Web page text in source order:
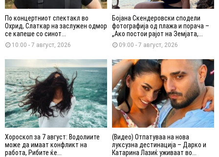
По концертниот спектакл во
Охрид, Слаткар на заслужен одмор
се капеше со синот...
10:00 - 7 август, 2026
Бојана Скендеровски сподели
фотографија од плажа и порача –
„Ако постои рајот на Земјата,...
09:00 - 7 август, 2026
Хороскоп за 7 август: Водолиите
може да имаат конфликт на
работа, Рибите ќе...
(Видео) Отпатуваа на нова
луксузна дестинација – Дарко и
Катарина Лазиќ уживаат во...